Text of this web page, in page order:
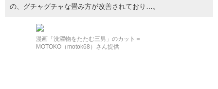
の、グチャグチャな畳み方が改善されており…。
漫画「洗濯物をたたむ三男」のカット＝
MOTOKO（motok68）さん提供